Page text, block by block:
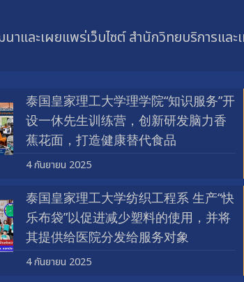
าและเผยแพร่เว็บไซต์ สำนักวิทยบริการและ
泰国皇家理工大学理学院“知识服务”开
设一休先生训练营，创新研发脑力香
蕉花面，打造健康替代食品
4 กันยายน 2025
泰国皇家理工大学纺织工程系 生产“快
乐布袋”以促进减少塑料的使用，并将
其提供给医院分发给服务对象
4 กันยายน 2025